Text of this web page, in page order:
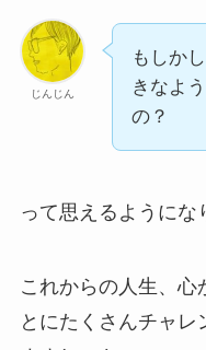
じんじん
もしか
きなよ
の？
って思えるようにな
これからの人生、心
とにたくさんチャ